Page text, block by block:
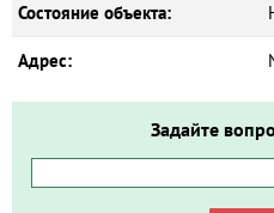
Состояние объекта:
Адрес:
Задайте